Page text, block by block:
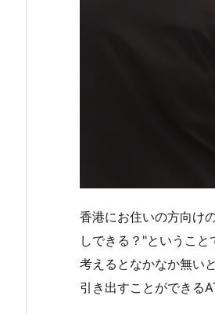
香港にお住いの方向け
しできる？"というこ
考えるとなかなか無い
引き出すことができる